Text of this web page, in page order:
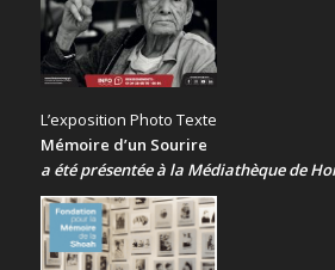
L’exposition Photo Texte
Mémoire d’un Sourire
a été présentéeà la Médiathèque de